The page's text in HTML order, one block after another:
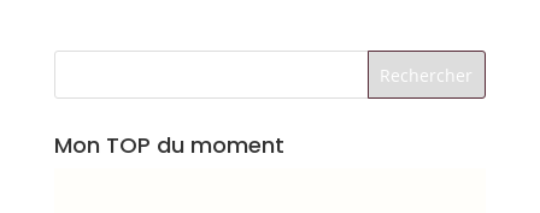
Mon TOP du moment